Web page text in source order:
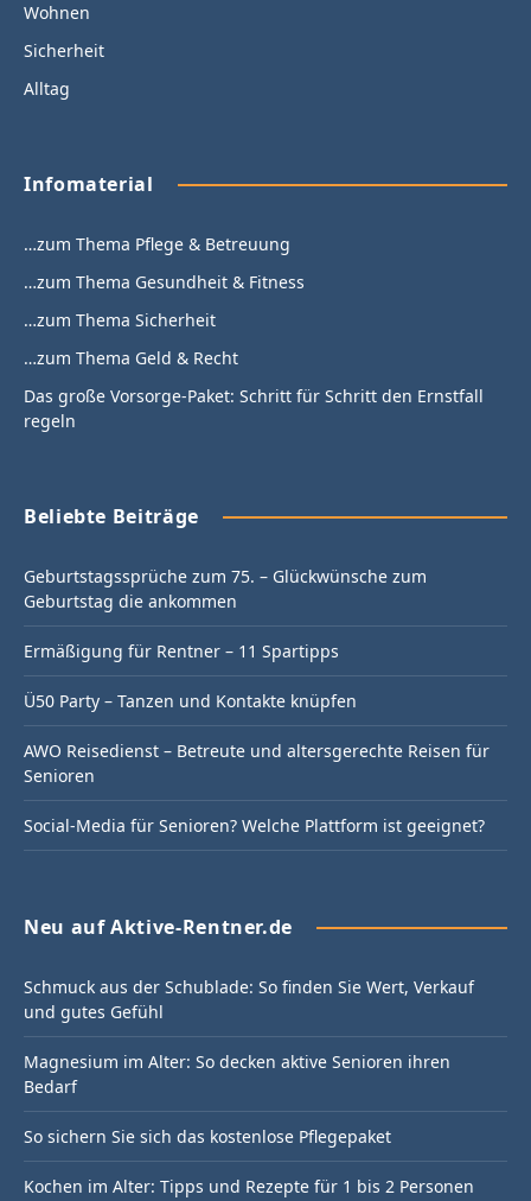
Wohnen
Sicherheit
Alltag
Infomaterial
…zum Thema Pflege & Betreuung
…zum Thema Gesundheit & Fitness
…zum Thema Sicherheit
…zum Thema Geld & Recht
Das große Vorsorge-Paket: Schritt für Schritt den Ernstfall
regeln
Beliebte Beiträge
Geburtstagssprüche zum 75. – Glückwünsche zum
Geburtstag die ankommen
Ermäßigung für Rentner – 11 Spartipps
Ü50 Party – Tanzen und Kontakte knüpfen
AWO Reisedienst – Betreute und altersgerechte Reisen für
Senioren
Social-Media für Senioren? Welche Plattform ist geeignet?
Neu auf Aktive-Rentner.de
Schmuck aus der Schublade: So finden Sie Wert, Verkauf
und gutes Gefühl
Magnesium im Alter: So decken aktive Senioren ihren
Bedarf
So sichern Sie sich das kostenlose Pflegepaket
Kochen im Alter: Tipps und Rezepte für 1 bis 2 Personen